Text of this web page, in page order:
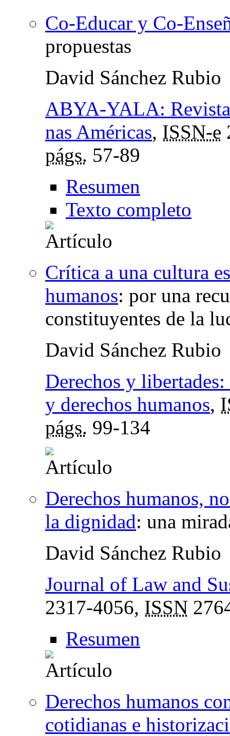
Co-Educar y Co-
propuestas
David Sánchez Rubio
ABYA-YALA: Revista
nas Américas, ISSN-e
págs. 57-89
Resumen
Texto completo
Crítica a una cultura
humanos: por una
constituyentes de la
David Sánchez Rubio
Derechos y
y derechos humanos,
págs. 99-134
Derechos humanos,
la dignidad: una
David Sánchez Rubio
Journal of Law and
2317-4056, ISSN
Resumen
Derechos humanos
cotidianas e